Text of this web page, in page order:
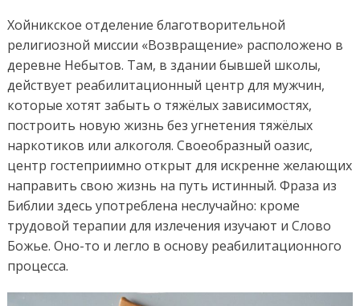
Хойникское отделение благотворительной
религиозной миссии «Возвращение» расположено в
деревне Небытов. Там, в здании бывшей школы,
действует реабилитационный центр для мужчин,
которые хотят забыть о тяжёлых зависимостях,
построить новую жизнь без угнетения тяжёлых
наркотиков или алкоголя. Своеобразный оазис,
центр гостеприимно открыт для искренне желающих
направить свою жизнь на путь истинный. Фраза из
Библии здесь употреблена неслучайно: кроме
трудовой терапии для излечения изучают и Слово
Божье. Оно-то и легло в основу реабилитационного
процесса.